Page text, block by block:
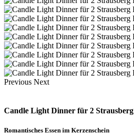
Previous Next
Candle Light Dinner für 2 Strausberg
Romantisches Essen im Kerzenschein